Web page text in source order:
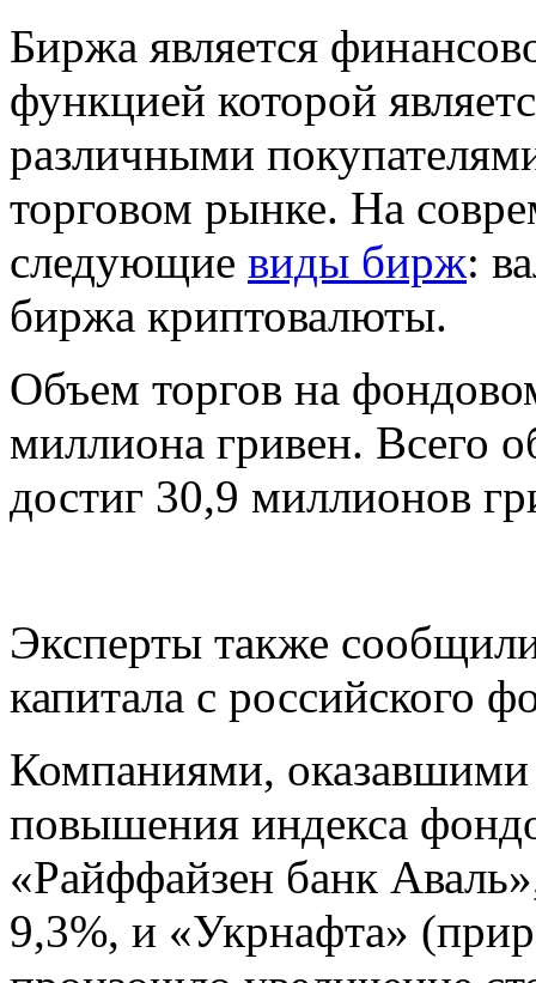
Биржа является
функцией которой
различными
торговом рынке. На
следующие виды бирж:
биржа криптовалюты.
Объем торгов на
миллиона гривен. Всего
достиг 30,9 миллионов
Эксперты также
капитала с российского
Компаниями, оказавшими
повышения индекса
«Райффайзен банк
9,3%, и «Укрнафта»